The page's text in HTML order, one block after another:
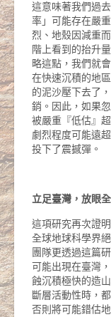
這意味著我們過
率」可能存在嚴
烈、地殼因減重
階上看到的抬升
略這點，我們就
在快速沉積的地
的泥沙壓下去了
銷。因此，如果
被嚴重『低估』
劇烈程度可能遠
投下了震撼彈。
立足臺灣，放眼
這項研究再次證
全球地球科學界
團隊更透過這篇
可能出現在臺灣
蝕沉積極快的造
斷層活動性時，
否則將可能錯估